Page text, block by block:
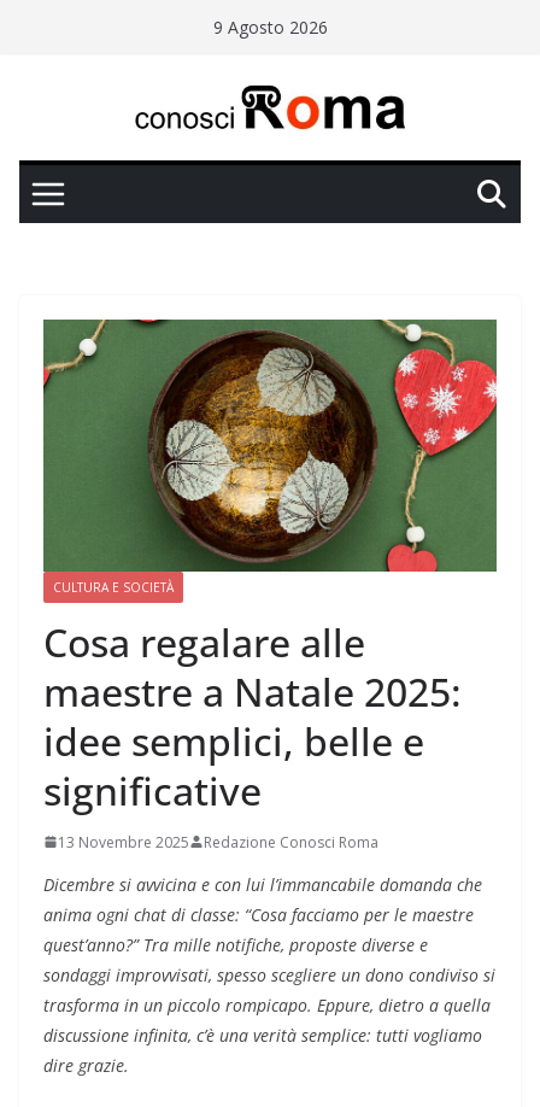
9 Agosto 2026
CULTURA E SOCIETÀ
Cosa regalare alle
maestre a Natale 2025:
idee semplici, belle e
significative
13 Novembre 2025 Redazione Conosci Roma
Dicembre si avvicina e con lui l’immancabile domanda che
anima ogni chat di classe: “Cosa facciamo per le maestre
quest’anno?” Tra mille notifiche, proposte diverse e
sondaggi improvvisati, spesso scegliere un dono condiviso si
trasforma in un piccolo rompicapo. Eppure, dietro a quella
discussione infinita, c’è una verità semplice: tutti vogliamo
dire grazie.